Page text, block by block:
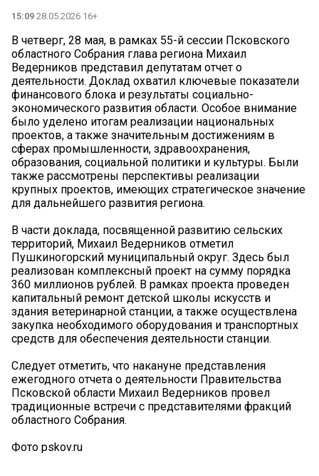
15:09 28.05.2026 16+
В четверг, 28 мая, в рамках 55-й сессии Псковского
областного Собрания глава региона Михаил
Ведерников представил депутатам отчет о
деятельности. Доклад охватил ключевые показатели
финансового блока и результаты социально-
экономического развития области. Особое внимание
было уделено итогам реализации национальных
проектов, а также значительным достижениям в
сферах промышленности, здравоохранения,
образования, социальной политики и культуры. Были
также рассмотрены перспективы реализации
крупных проектов, имеющих стратегическое значение
для дальнейшего развития региона.
В части доклада, посвященной развитию сельских
территорий, Михаил Ведерников отметил
Пушкиногорский муниципальный округ. Здесь был
реализован комплексный проект на сумму порядка
360 миллионов рублей. В рамках проекта проведен
капитальный ремонт детской школы искусств и
здания ветеринарной станции, а также осуществлена
закупка необходимого оборудования и транспортных
средств для обеспечения деятельности станции.
Следует отметить, что накануне представления
ежегодного отчета о деятельности Правительства
Псковской области Михаил Ведерников провел
традиционные встречи с представителями фракций
областного Собрания.
Фото pskov.ru